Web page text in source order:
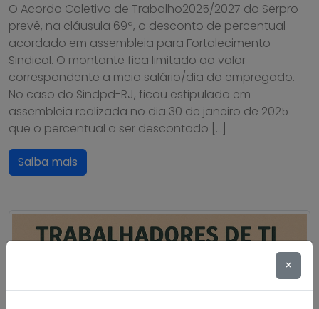
O Acordo Coletivo de Trabalho2025/2027 do Serpro
prevê, na cláusula 69ª, o desconto de percentual
acordado em assembleia para Fortalecimento
Sindical. O montante fica limitado ao valor
correspondente a meio salário/dia do empregado.
No caso do Sindpd-RJ, ficou estipulado em
assembleia realizada no dia 30 de janeiro de 2025
que o percentual a ser descontado […]
Saiba mais
×